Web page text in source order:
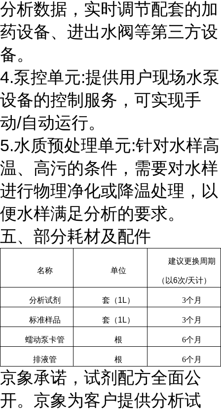
分析数据，实时调节配套的加
药设备、进出水阀等第三方设
备。
4.泵控单元:提供用户现场水泵
设备的控制服务，可实现手
动/自动运行。
5.水质预处理单元:针对水样高
温、高污的条件，需要对水样
进行物理净化或降温处理，以
便水样满足分析的要求。
五、部分耗材及配件
名称 单位
建议更换周期
（以6次/天计）
分析试剂 套（1L） 3个月
标准样品 套（1L） 3个月
蠕动泵卡管 根 6个月
排液管 根 6个月
京象承诺，试剂配方全面公
开。京象为客户提供分析试